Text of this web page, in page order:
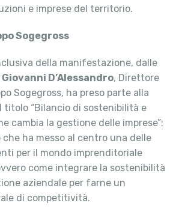
e imprese del territorio.
Sogegross
della manifestazione, dalle
Giovanni D’Alessandro, Direttore
Sogegross, ha preso parte alla
titolo “Bilancio di sostenibilità e
cambia la gestione delle imprese”:
ha messo al centro una delle
per il mondo imprenditoriale
come integrare la sostenibilità
aziendale per farne un
di competitività.